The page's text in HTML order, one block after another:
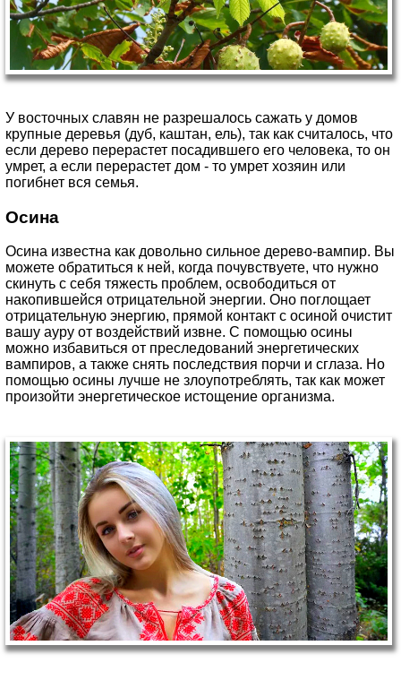
У восточных славян не разрешалось сажать у домов
крупные деревья (дуб, каштан, ель), так как считалось, что
если дерево перерастет посадившего его человека, то он
умрет, а если перерастет дом - то умрет хозяин или
погибнет вся семья.
Осина
Осина известна как довольно сильное дерево-вампир. Вы
можете обратиться к ней, когда почувствуете, что нужно
скинуть с себя тяжесть проблем, освободиться от
накопившейся отрицательной энергии. Оно поглощает
отрицательную энергию, прямой контакт с осиной очистит
вашу ауру от воздействий извне. С помощью осины
можно избавиться от преследований энергетических
вампиров, а также снять последствия порчи и сглаза. Но
помощью осины лучше не злоупотреблять, так как может
произойти энергетическое истощение организма.